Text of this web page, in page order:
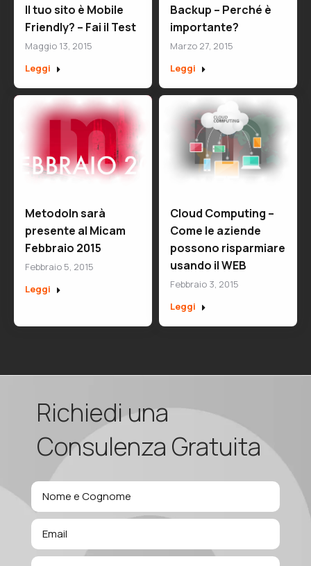
Il tuo sito è Mobile
Friendly? – Fai il Test
Maggio 13, 2015
Leggi
Backup – Perché è
importante?
Marzo 27, 2015
Leggi
MetodoIn sarà
presente al Micam
Febbraio 2015
Febbraio 5, 2015
Leggi
Cloud Computing –
Come le aziende
possono risparmiare
usando il WEB
Febbraio 3, 2015
Leggi
Richiedi una
Consulenza Gratuita